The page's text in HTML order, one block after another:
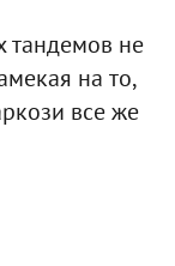
тандемов не
на то,
все же